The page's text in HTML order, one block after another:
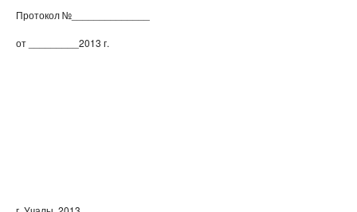
Протокол №______________
от _________2013 г.